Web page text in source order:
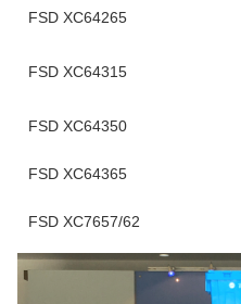
FSD XC64265
FSD XC64315
FSD XC64350
FSD XC64365
FSD XC7657/62